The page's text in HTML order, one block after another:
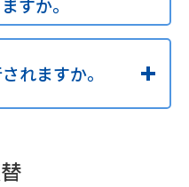
すか。
れますか。